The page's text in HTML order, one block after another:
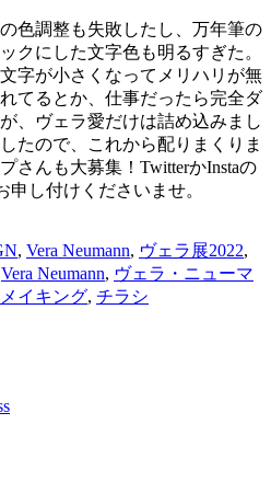
色調整も失敗したし、万年筆の
クにした文字色も明るすぎた。
字が小さくなってメリハリが無
てるとか、仕事だったら完全ダ
、ヴェラ愛だけは詰め込みまし
たので、これから配りまくりま
さんも大募集！TwitterかInstaの
し付けくださいませ。
, Vera Neumann, ヴェラ展2022,
Vera Neumann, ヴェラ・ニューマ
イキング, チラシ